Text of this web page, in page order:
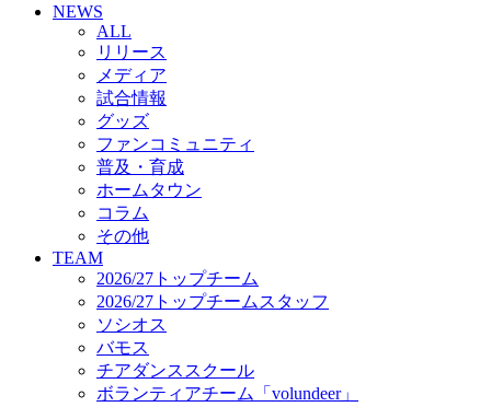
ボランティアチーム「volundeer」
ビクトリーロード
HOMEGAME
観戦ルール＆マナー
ホームゲーム運営管理規定
Jリーグ運営管理規定
写真・動画使用ガイドライン
ロートフィールド奈良
SCHEDULE
2026/27
練習見学時のファンサービスについて
TICKET
奈良クラブ明治安田J3リーグ2026/27シーズン試
合観戦チケット
奈良クラブ明治安田Ｊ3リーグ 2026/27シーズン
「鹿パス」
観戦ルール＆マナー
FANCOMMUNITY
NEWS
ALL
リリース
メディア
試合情報
グッズ
ファンコミュニティ
普及・育成
ホームタウン
コラム
その他
TEAM
2026/27トップチーム
2026/27トップチームスタッフ
ソシオス
バモス
チアダンススクール
ボランティアチーム「volundeer」